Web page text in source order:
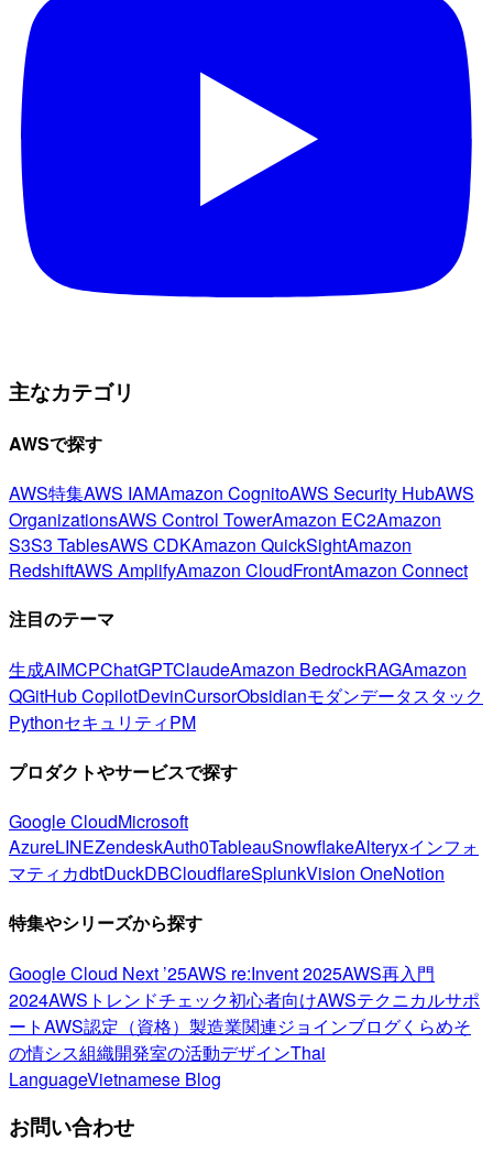
主なカテゴリ
AWSで探す
AWS特集AWS IAMAmazon CognitoAWS Security HubAWS
OrganizationsAWS Control TowerAmazon EC2Amazon
S3S3 TablesAWS CDKAmazon QuickSightAmazon
RedshiftAWS AmplifyAmazon CloudFrontAmazon Connect
注目のテーマ
生成AIMCPChatGPTClaudeAmazon BedrockRAGAmazon
QGitHub CopilotDevinCursorObsidianモダンデータスタック
PythonセキュリティPM
プロダクトやサービスで探す
Google CloudMicrosoft
AzureLINEZendeskAuth0TableauSnowflakeAlteryxインフォ
マティカdbtDuckDBCloudflareSplunkVision OneNotion
特集やシリーズから探す
Google Cloud Next ’25AWS re:Invent 2025AWS再入門
2024AWSトレンドチェック初心者向けAWSテクニカルサポ
ートAWS認定（資格） 製造業関連ジョインブログくらめそ
の情シス組織開発室の活動デザインThai
LanguageVietnamese Blog
お問い合わせ